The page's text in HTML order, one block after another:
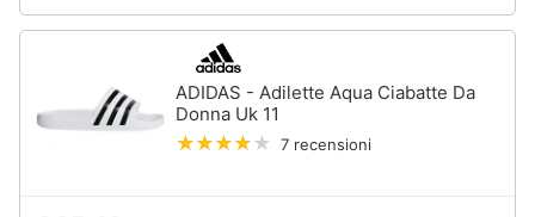
ADIDAS - Adilette Aqua Ciabatte Da
Donna Uk 11
7 recensioni